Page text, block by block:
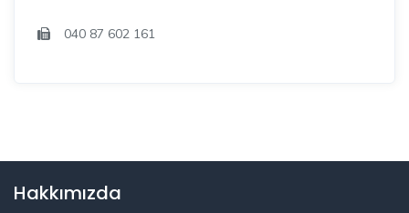
040 87 602 161
Hakkımızda